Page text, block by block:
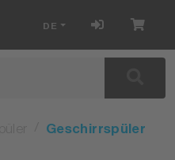
DE
Geschirrspüler